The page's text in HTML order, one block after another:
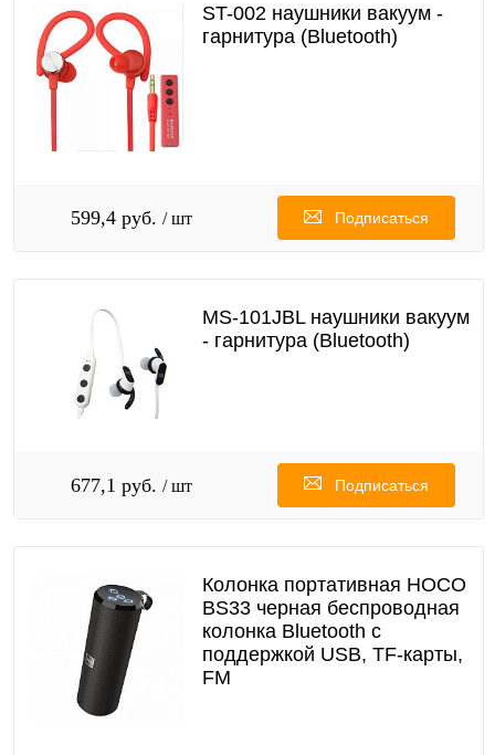
ST-002 наушники вакуум -
гарнитура (Bluetooth)
599,4 руб. / шт Подписаться
MS-101JBL наушники вакуум
- гарнитура (Bluetooth)
677,1 руб. / шт Подписаться
Колонка портативная HOCO
BS33 черная беспроводная
колонка Bluetooth с
поддержкой USB, TF-карты,
FM